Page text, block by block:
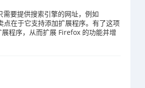
要提供搜索引擎的网址，例如
在于它支持添加扩展程序。有了这项
程序，从而扩展 Firefox 的功能并增